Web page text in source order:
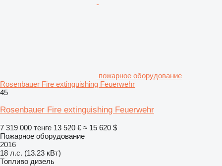
пожарное оборудование
Rosenbauer Fire extinguishing Feuerwehr
45
Rosenbauer Fire extinguishing Feuerwehr
7 319 000 тенге 13 520 € ≈ 15 620 $
Пожарное оборудование
2016
18 л.с. (13.23 кВт)
Топливо дизель